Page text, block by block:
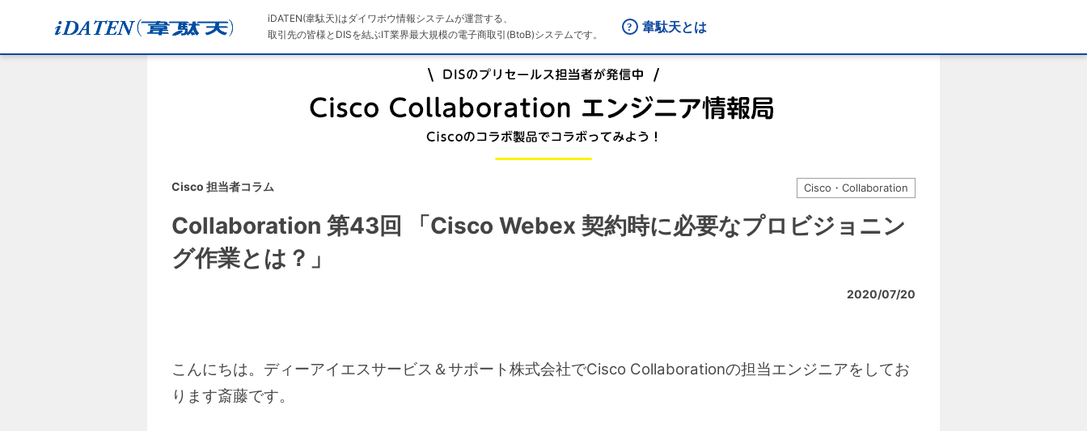
iDATEN(韋駄天)はダイワボウ情報システムが運営する、
取引先の皆様とDISを結ぶIT業界最大規模の電子商取引(BtoB)システムです。
韋駄天とは
Cisco 担当者コラム Cisco・Collaboration
Collaboration 第43回 「Cisco Webex 契約時に必要なプロビジョニン
グ作業とは？」
2020/07/20
こんにちは。ディーアイエスサービス＆サポート株式会社でCisco Collaborationの担当エンジニアをしてお
ります斎藤です。